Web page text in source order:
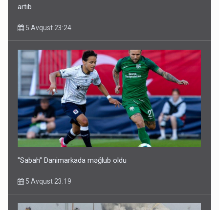
artıb
5 Avqust 23:24
"Sabah" Danimarkada məğlub oldu
5 Avqust 23:19